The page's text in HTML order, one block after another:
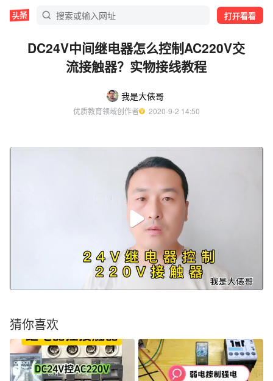
打开看看
DC24V中间继电器怎么控制AC220V交
流接触器？实物接线教程
我是大俵哥
优质教育领域创作者
  2020-9-2 14:50
猜你喜欢